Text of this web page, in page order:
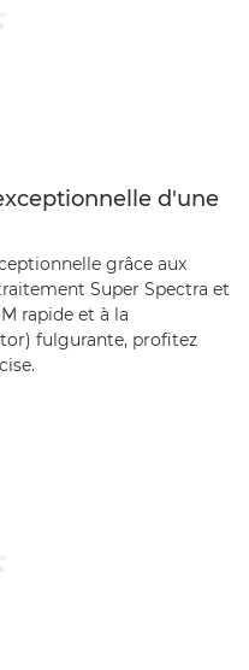
d'une
grâce aux
Super Spectra et
rapide et à la
fulgurante, profitez